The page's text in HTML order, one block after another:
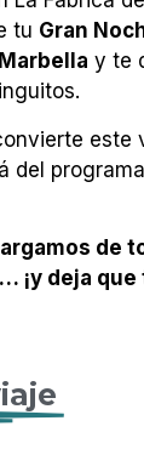
tu Gran
y te
este
del
de
¡y deja